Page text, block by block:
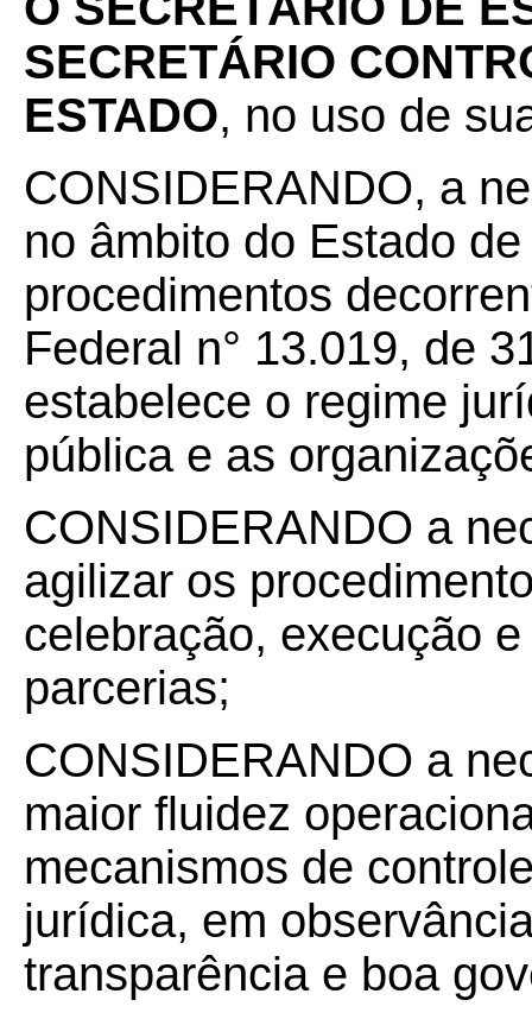
SECRETÁRIO
ESTADO, no uso de
CONSIDERANDO, a
no âmbito do Estado
procedimentos
Federal n° 13.019, de
estabelece o regime
pública e as
CONSIDERANDO a
agilizar os
celebração, execução
parcerias;
CONSIDERANDO a
maior fluidez
mecanismos de
jurídica, em
transparência e boa